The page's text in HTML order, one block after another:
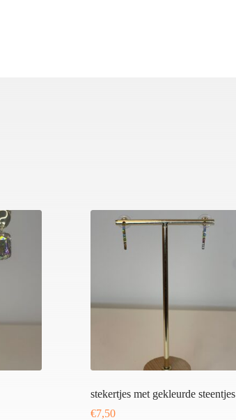
stekertjes met gekleurde steentjes
€7,50